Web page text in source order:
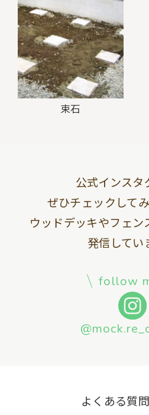
束石
公式インスタ
ぜひチェックして
ウッドデッキやフェン
発信してい
follow
よくある質問